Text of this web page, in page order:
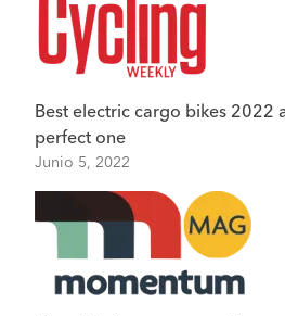
Best electric cargo bikes 2022
perfect one
Junio 5, 2022